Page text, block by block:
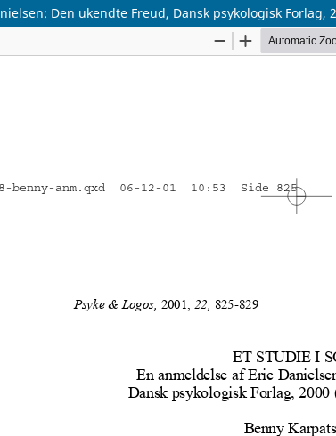
Den ukendte Freud, Dansk psykologisk Forlag,